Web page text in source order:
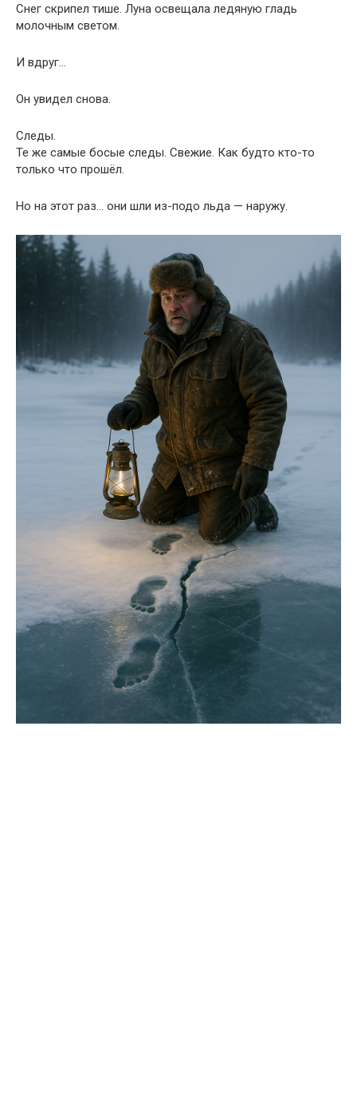
Снег скрипел тише. Луна освещала ледяную гладь
молочным светом.
И вдруг…
Он увидел снова.
Следы.
Те же самые босые следы. Свежие. Как будто кто-то
только что прошёл.
Но на этот раз… они шли из-подо льда — наружу.